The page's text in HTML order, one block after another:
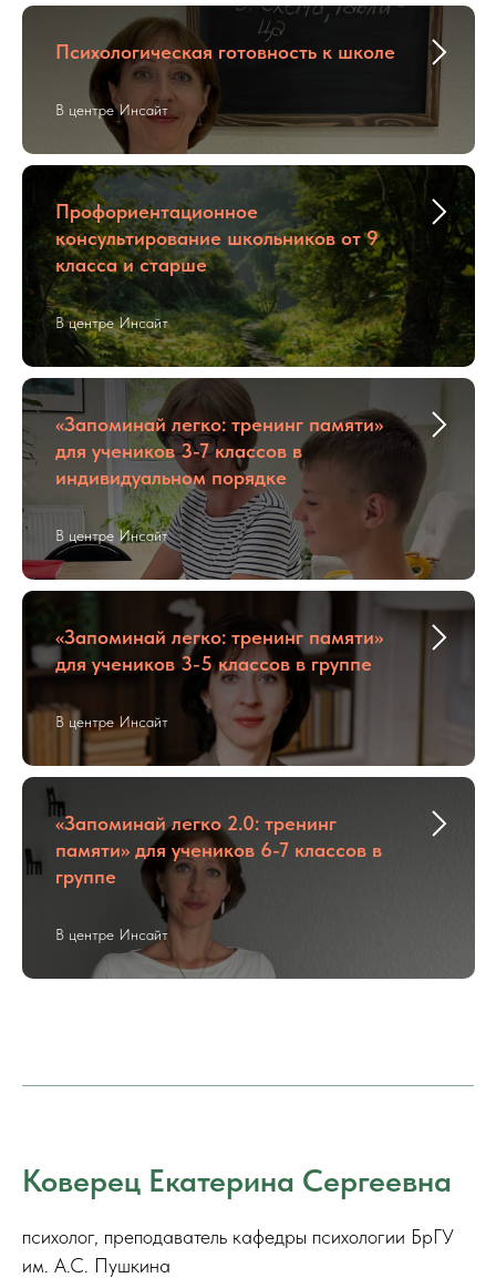
Психологическая готовность к школе
В центре Инсайт
Профориентационное
консультирование школьников от 9
класса и старше
В центре Инсайт
«Запоминай легко: тренинг памяти»
для учеников 3-7 классов в
индивидуальном порядке
В центре Инсайт
«Запоминай легко: тренинг памяти»
для учеников 3-5 классов в группе
В центре Инсайт
«Запоминай легко 2.0: тренинг
памяти» для учеников 6-7 классов в
группе
В центре Инсайт
Коверец Екатерина Сергеевна
психолог, преподаватель кафедры психологии БрГУ
им. А.С. Пушкина